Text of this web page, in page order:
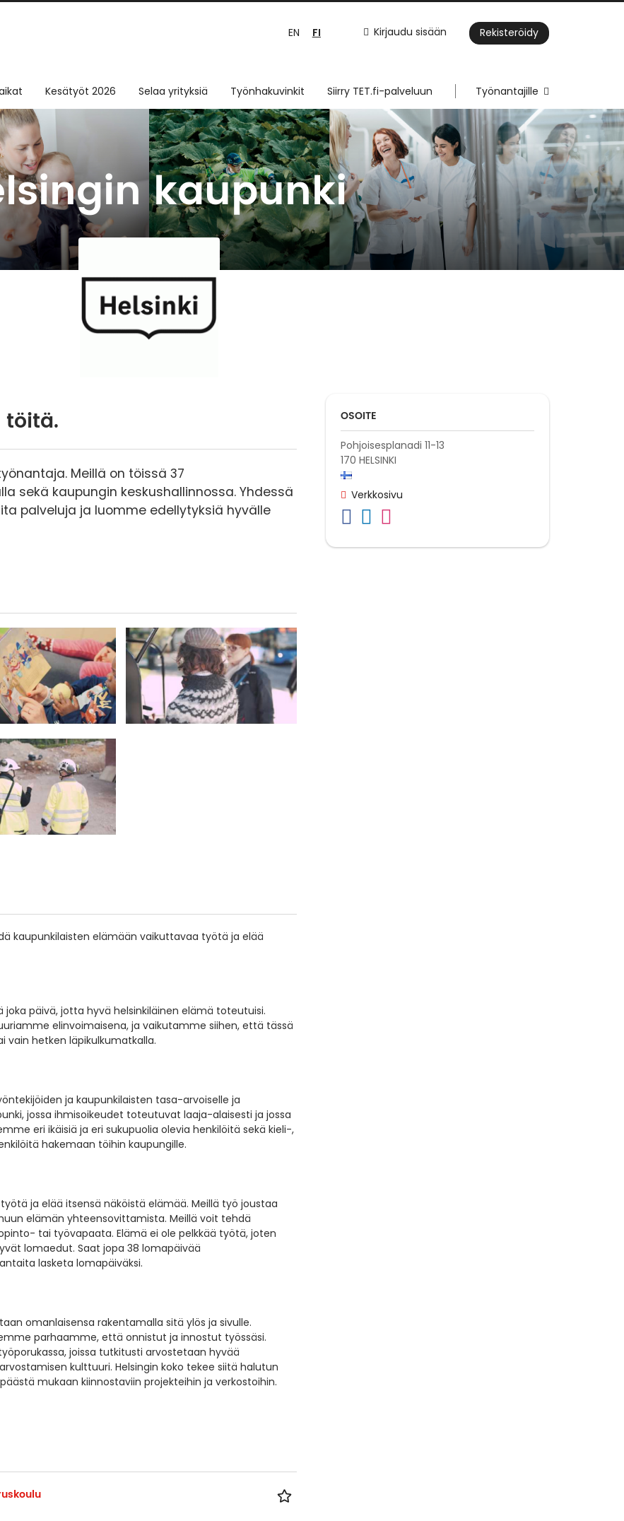
Kirjaudu sisään Rekisteröidy
EN FI
Kesätyöt 2026 Selaa yrityksiä Työnhakuvinkit Siirry TET.fi-palveluun Työnantajille
kaupunki
töitä.
Meillä on töissä 37
sekä kaupungin keskushallinnossa. Yhdessä
palveluja ja luomme edellytyksiä hyvälle
kaupunkilaisten elämään vaikuttavaa työtä ja elää
päivä, jotta hyvä helsinkiläinen elämä toteutuisi.
elinvoimaisena, ja vaikutamme siihen, että tässä
vain hetken läpikulkumatkalla.
ja kaupunkilaisten tasa-arvoiselle ja
jossa ihmisoikeudet toteutuvat laaja-alaisesti ja jossa
eri ikäisiä ja eri sukupuolia olevia henkilöitä sekä kieli-,
hakemaan töihin kaupungille.
ja elää itsensä näköistä elämää. Meillä työ joustaa
elämän yhteensovittamista. Meillä voit tehdä
tai työvapaata. Elämä ei ole pelkkää työtä, joten
lomaedut. Saat jopa 38 lomapäivää
lasketa lomapäiväksi.
omanlaisensa rakentamalla sitä ylös ja sivulle.
parhaamme, että onnistut ja innostut työssäsi.
joissa tutkitusti arvostetaan hyvää
kulttuuri. Helsingin koko tekee siitä halutun
mukaan kiinnostaviin projekteihin ja verkostoihin.
OSOITE
Pohjoisesplanadi 11-13
170 HELSINKI
Verkkosivu